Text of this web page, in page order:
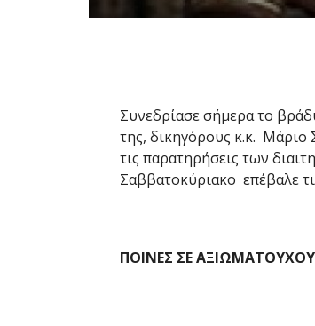
Συνεδρίασε σήμερα το
της, δικηγόρους κ.κ. Μάριο
τις παρατηρήσεις των
Σαββατοκύριακο επέβαλε
ΠΟΙΝΕΣ ΣΕ